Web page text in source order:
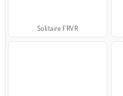
Solitaire FRVR